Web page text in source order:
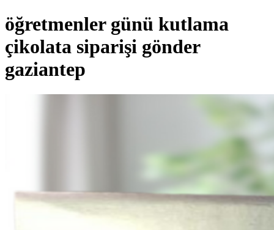
öğretmenler günü kutlama
çikolata siparişi gönder
gaziantep